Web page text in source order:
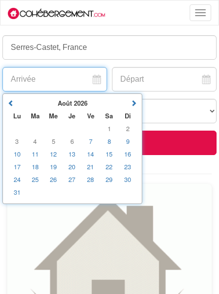
Toggle
Rechercher
+ options
Août 2026
Lu
Ma Me Je Ve Sa
Di
1
2
3
4 5 6 7 8
9
10
11 12 13 14 15
16
17
18 19 20 21 22
23
24
25 26 27 28 29
30
31